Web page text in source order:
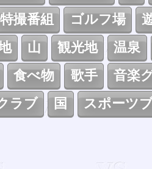
特撮番組 ゴルフ場
山 観光地
温泉
食べ物 歌手
音楽
ラブ
国 スポーツ